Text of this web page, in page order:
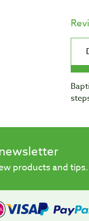
products and tips.